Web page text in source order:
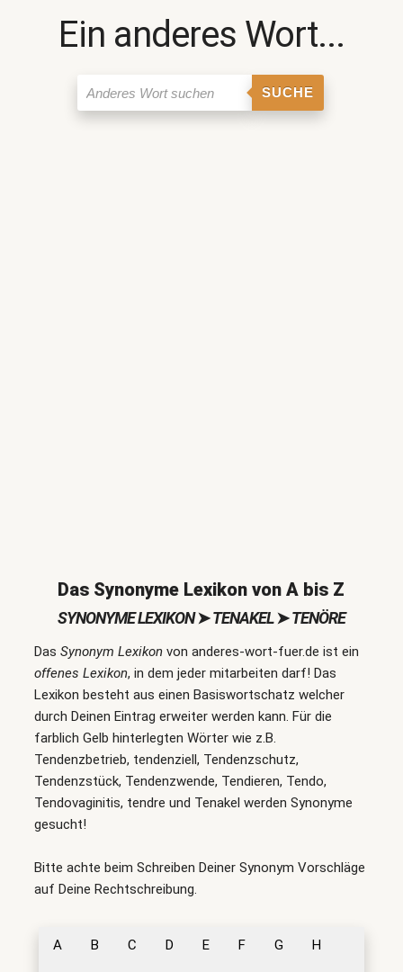
Ein anderes Wort...
SUCHE
Das Synonyme Lexikon von A bis Z
SYNONYME LEXIKON➤TENAKEL➤TENÖRE
Das Synonym Lexikonvon anderes-wort-fuer.de ist ein
offenes Lexikon, in dem jeder mitarbeiten darf! Das
Lexikon besteht aus einen Basiswortschatz welcher
durch Deinen Eintrag erweiter werden kann. Für die
farblich Gelb hinterlegten Wörter wie z.B.
Tendenzbetrieb, tendenziell, Tendenzschutz,
Tendenzstück, Tendenzwende, Tendieren, Tendo,
Tendovaginitis, tendre und Tenakel werden Synonyme
gesucht!
Bitte achte beim Schreiben Deiner Synonym Vorschläge
auf Deine Rechtschreibung.
A B C D E F G H